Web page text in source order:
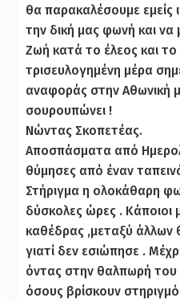
θα παρακαλέσουμε εμείς
την δική μας φωνή και να
Ζωή κατά το έλεος και το
τρισευλογημένη μέρα
αναφοράς στην Αθωνική
σουρουπώνει !
Νώντας Σκοπετέας.
Αποσπάσματα από
θύμησες από έναν
Στήριγμα η ολοκάθαρη
δύσκολες ώρες . Κάποιοι
καθέδρας ,μεταξύ άλλων
γιατί δεν εσιώπησε .
όντας στην θαλπωρή του
όσους βρίσκουν